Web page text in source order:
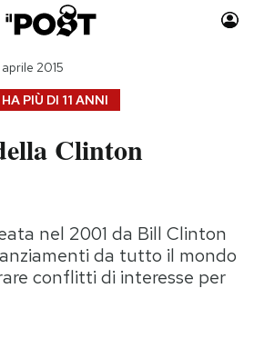
Auto
Moda
Storie/Idee
Ok Boomer!
Media
PIÙ DI 11 ANNI
2015
Clinton
nel 2001 da Bill Clinton
da tutto il mondo
conflitti di interesse per